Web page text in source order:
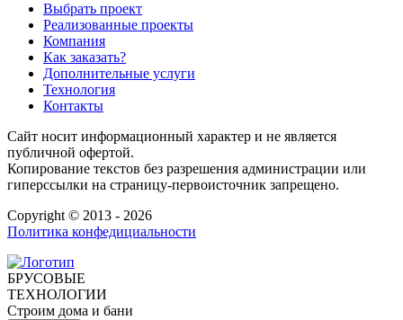
Выбрать проект
Реализованные проекты
Компания
Как заказать?
Дополнительные услуги
Технология
Контакты
Сайт носит информационный характер и не является
публичной офертой.
Копирование текстов без разрешения администрации или
гиперссылки на страницу-первоисточник запрещено.
Copyright © 2013 - 2026
Политика конфедициальности
БРУСОВЫЕ
ТЕХНОЛОГИИ
Строим дома и бани